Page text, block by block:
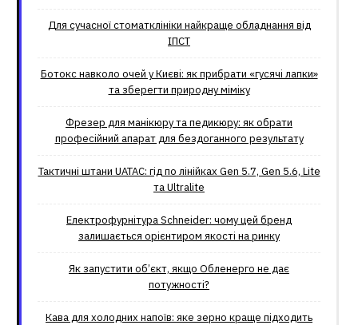
Для сучасної стоматклініки найкраще обладнання від
ІПСТ
Ботокс навколо очей у Києві: як прибрати «гусячі лапки»
та зберегти природну міміку
Фрезер для манікюру та педикюру: як обрати
професійний апарат для бездоганного результату
Тактичні штани UATAC: гід по лінійках Gen 5.7, Gen 5.6, Lite
та Ultralite
Електрофурнітура Schneider: чому цей бренд
залишається орієнтиром якості на ринку
Як запустити об’єкт, якщо Обленерго не дає
потужності?
Кава для холодних напоїв: яке зерно краще підходить